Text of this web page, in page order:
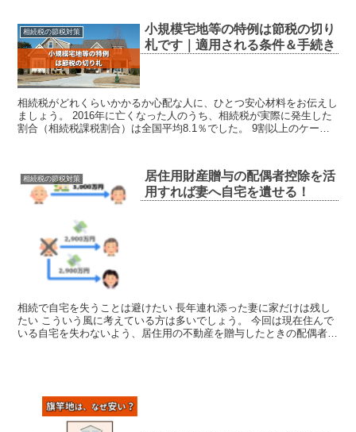
相続税の節税対策
小規模宅地等の特例は節税の切り
札です｜適用される条件＆手続き
相続税がどれくらいかかるか心配な人に、ひとつ安心材料をお伝えし
ましょう。 2016年に亡くなった人のうち、相続税が実際に発生した
割合（相続税課税割合）は全国平均8.1％でした。 9割以上のケース
相続税の節税対策
居住用財産贈与の配偶者控除を活
用すれば妻へ自宅を遺せる！
相続で自宅を失うことは避けたい 長年連れ添った妻に家だけは残し
たい こういう風に考えている方は多いでしょう。 今回は現在住んで
いる自宅を失わないよう、居住用の不動産を贈与したときの配偶者控